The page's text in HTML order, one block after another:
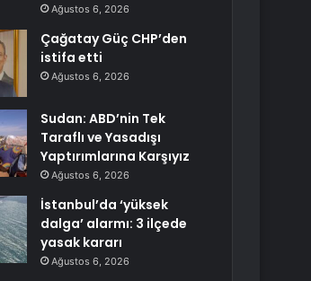
Ağustos 6, 2026
Çağatay Güç CHP’den
istifa etti
Ağustos 6, 2026
Sudan: ABD’nin Tek
Taraflı ve Yasadışı
Yaptırımlarına Karşıyız
Ağustos 6, 2026
İstanbul’da ‘yüksek
dalga’ alarmı: 3 ilçede
yasak kararı
Ağustos 6, 2026